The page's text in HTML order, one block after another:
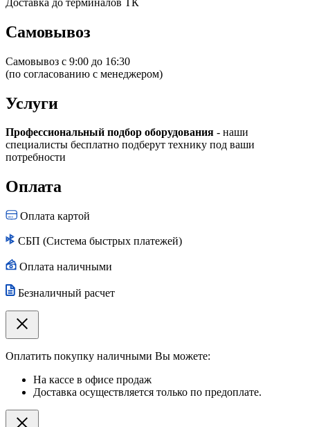
Самовывоз
Самовывоз с 9:00 до 16:30
(по согласованию с менеджером)
Услуги
Профессиональный подбор оборудования - наши
специалисты бесплатно подберут технику под ваши
потребности
Оплата
Оплата картой
СБП (Система быстрых платежей)
Оплата наличными
Безналичный расчет
Оплатить покупку наличными Вы можете:
На кассе в офисе продаж
Доставка осуществляется только по предоплате.